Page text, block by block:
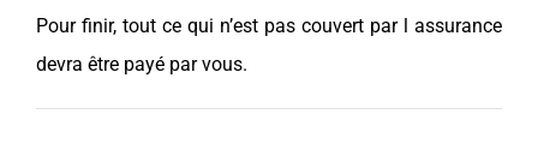
Pour finir, tout ce qui n’est pas couvert par l assurance
devra être payé par vous.